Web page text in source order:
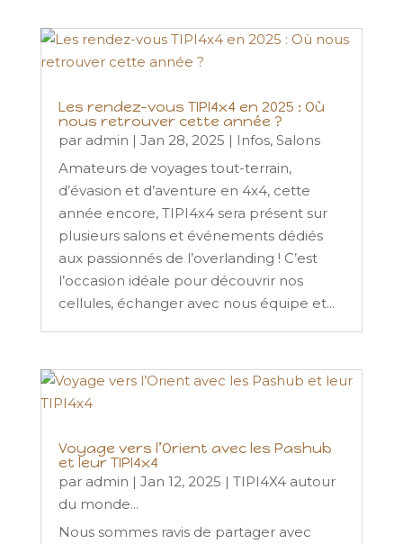
Les rendez-vous TIPI4x4 en 2025 : Où
nous retrouver cette année ?
par admin | Jan 28, 2025 | Infos, Salons
Amateurs de voyages tout-terrain,
d’évasion et d’aventure en 4x4, cette
année encore, TIPI4x4 sera présent sur
plusieurs salons et événements dédiés
aux passionnés de l’overlanding ! C’est
l’occasion idéale pour découvrir nos
cellules, échanger avec nous équipe et...
Voyage vers l’Orient avec les Pashub
et leur TIPI4x4
par admin | Jan 12, 2025 | TIPI4X4 autour
du monde...
Nous sommes ravis de partager avec